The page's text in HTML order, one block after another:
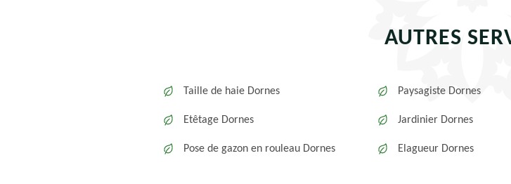
AUTRES
Taille de haie Dornes
Etêtage Dornes
Pose de gazon en rouleau Dornes
Paysagiste Dornes
Jardinier Dornes
Elagueur Dornes